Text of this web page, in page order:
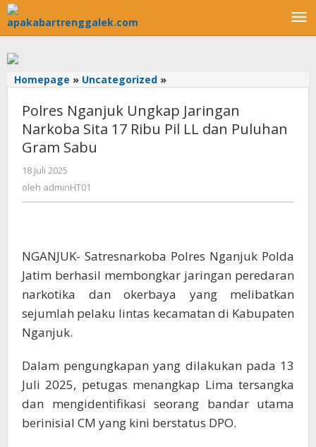
Lewati
ke
konten
Homepage » Uncategorized »
Ungkap
Jaringan
Narkoba
Pil
Gram
Sabu
Polres Nganjuk Ungkap Jaringan
Narkoba Sita 17 Ribu Pil LL dan Puluhan
Gram Sabu
18 Juli 2025
adminHT01
oleh adminHT01
NGANJUK- Satresnarkoba Polres Nganjuk Polda
Jatim berhasil membongkar jaringan peredaran
narkotika dan okerbaya yang melibatkan
sejumlah pelaku lintas kecamatan di Kabupaten
Nganjuk.
Dalam pengungkapan yang dilakukan pada 13
Juli 2025, petugas menangkap Lima tersangka
dan mengidentifikasi seorang bandar utama
berinisial CM yang kini berstatus DPO.